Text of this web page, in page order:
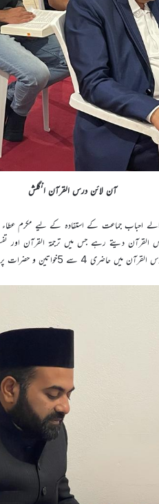
آن لائن درس القرآن انگلش
احباب جماعت کے استفادہ کے لیے مکرم عطاء
دیتے رہے جس میں ترجمۃ القرآن اور
و حضرات پر مشتمل رہی۔